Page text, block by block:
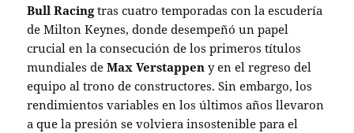
Bull Racingtras cuatro temporadas con la escudería
de Milton Keynes, donde desempeñó un papel
crucial en la consecución de los primeros títulos
mundiales deMax Verstappen y en el regreso del
equipo al trono de constructores. Sin embargo, los
rendimientos variables en los últimos años llevaron
a que la presión se volviera insostenible para el